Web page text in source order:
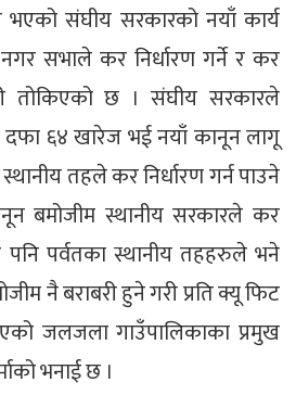
संघीय सरकारको नयाँ कार्य
सभाले कर निर्धारण गर्ने र कर
तोकिएको छ । संघीय सरकारले
दफा ६४ खारेज भई नयाँ कानून लागू
तहले कर निर्धारण गर्न पाउने
बमोजीम स्थानीय सरकारले कर
पनि पर्वतका स्थानीय तहहरुले भने
नै बराबरी हुने गरी प्रति क्यू फिट
जलजला गाउँपालिकाका प्रमुख
भनाई छ ।